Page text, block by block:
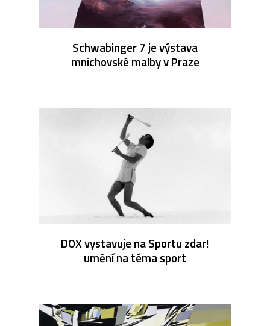
Schwabinger 7 je výstava
mnichovské malby v Praze
DOX vystavuje na Sportu zdar!
umění na téma sport